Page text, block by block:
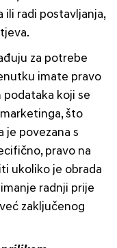
ili radi postavljanja,
za potrebe
imate pravo
koji se
što
je povezana s
pravo na
ukoliko je obrada
radnji prije
zaključenog